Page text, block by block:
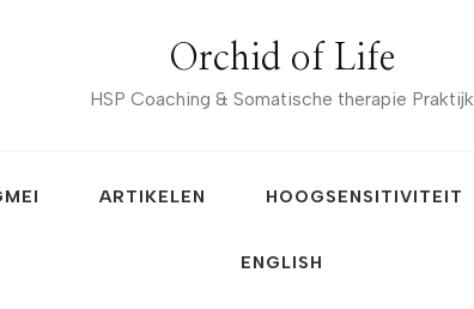
Orchid of Life
HSP Coaching & Somatische therapie Praktijk
ARTIKELEN HOOGSENSITIVITEIT
ENGLISH